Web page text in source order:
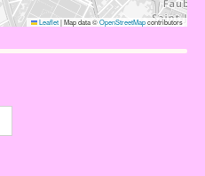
Leaflet|Map data ©OpenStreetMapcontributors